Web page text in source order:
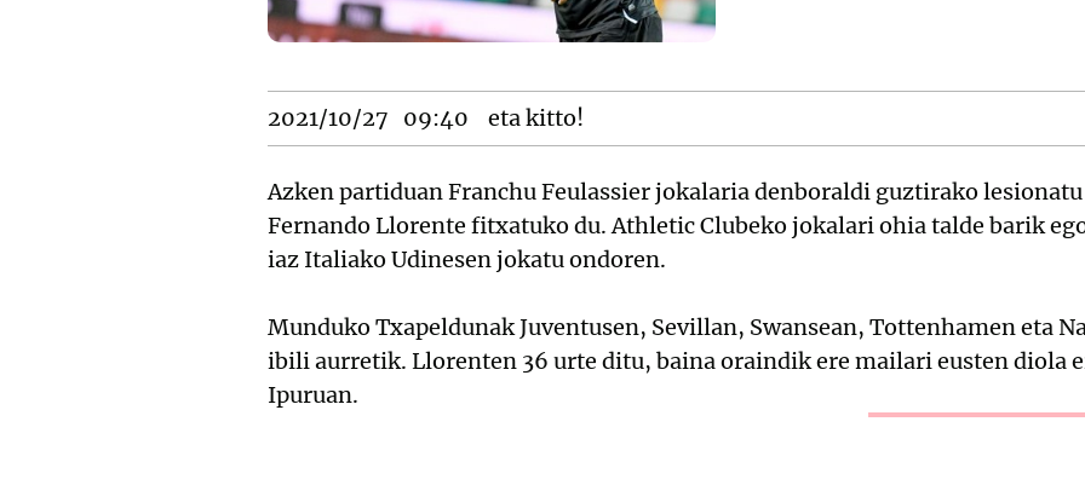
2021/10/27 09:40 eta kitto!
Azken partiduan Franchu Feulassier jokalaria denboraldi guztirako
Fernando Llorente fitxatuko du. Athletic Clubeko jokalari ohia talde barik
iaz Italiako Udinesen jokatu ondoren.
Munduko Txapeldunak Juventusen, Sevillan, Swansean, Tottenhamen eta
ibili aurretik. Llorenten 36 urte ditu, baina oraindik ere mailari eusten diola
Ipuruan.